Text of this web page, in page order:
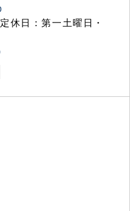
休日：第一土曜日・